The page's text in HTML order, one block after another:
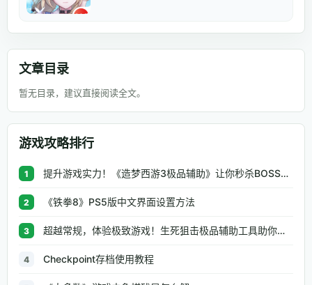
文章目录
暂无目录，建议直接阅读全文。
游戏攻略排行
1 提升游戏实力！《造梦西游3极品辅助》让你秒杀BOSS、逆天属性一键修改
2 《铁拳8》PS5版中文界面设置方法
3 超越常规，体验极致游戏！生死狙击极品辅助工具助你无往不利
4 Checkpoint存档使用教程